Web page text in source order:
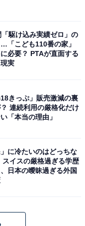
駆け込み実績ゼロ」の
「こども110番の家」
必要？ PTAが直面する
実
18きっぷ」販売激減の裏
連続利用の厳格化だけ
「本当の理由」
」に冷たいのはどっちな
スイスの厳格過ぎる学歴
日本の曖昧過ぎる外国